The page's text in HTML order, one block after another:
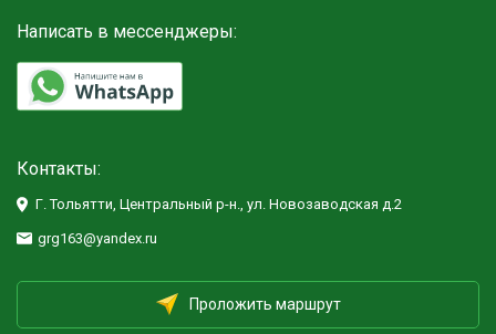
Написать в мессенджеры:
Контакты:
Г. Тольятти, Центральный р-н., ул. Новозаводская д.2
grg163@yandex.ru
Проложить маршрут